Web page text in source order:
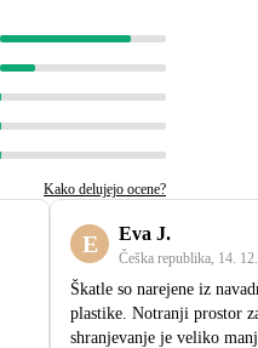
Kako delujejo ocene?
E Eva J.
Češka republika 14.
Škatle so narejene iz
plastike. Notranji prostor
shranjevanje je veliko